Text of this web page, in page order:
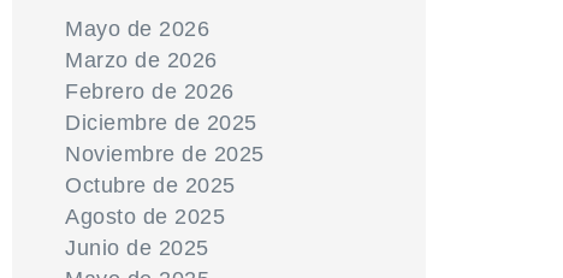
Mayo de 2026
Marzo de 2026
Febrero de 2026
Diciembre de 2025
Noviembre de 2025
Octubre de 2025
Agosto de 2025
Junio de 2025